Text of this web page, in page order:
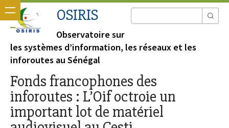
OSIRIS
Observatoire sur
les systèmes d’information, les réseaux et les
inforoutes au Sénégal
Fonds francophones des
inforoutes : L’Oif octroie un
important lot de matériel